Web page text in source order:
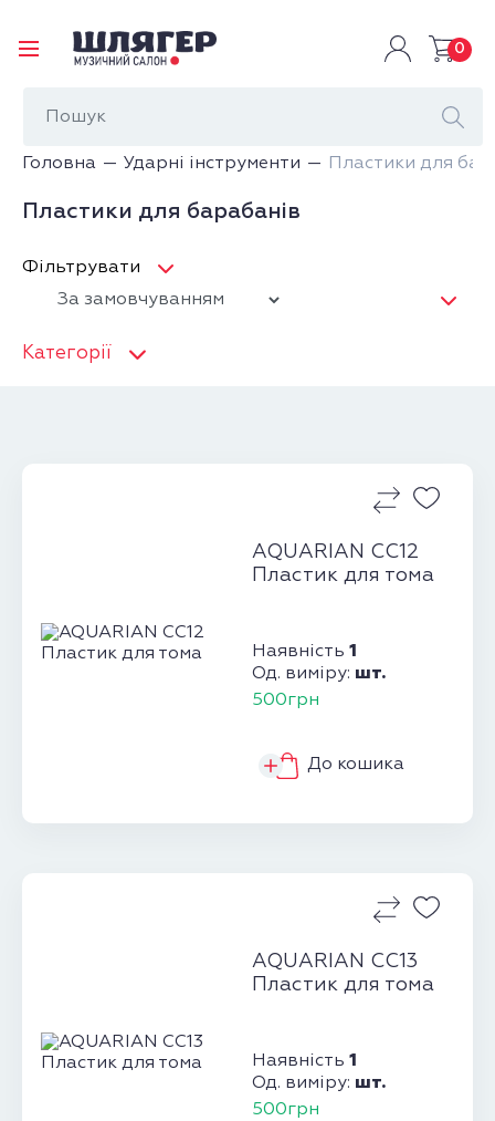
0
Головна Ударні інструменти Пластики для
Пластики для барабанів
Фільтрувати
Категорії
AQUARIAN CC12
Пластик для тома
Наявність 1
Од. виміру: шт.
500грн
До кошика
AQUARIAN CC13
Пластик для тома
Наявність 1
Од. виміру: шт.
500грн